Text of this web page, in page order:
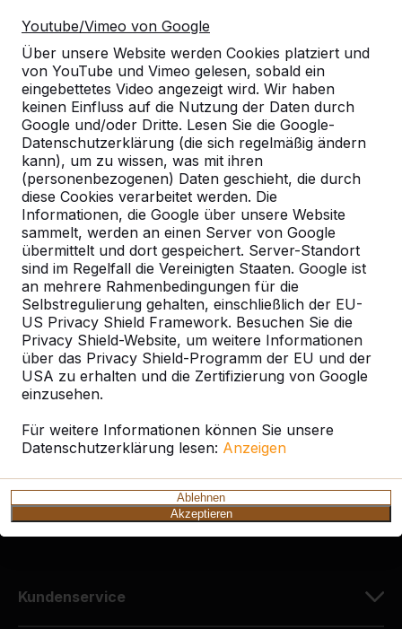
Youtube/Vimeo von Google
Über unsere Website werden Cookies platziert und
von YouTube und Vimeo gelesen, sobald ein
eingebettetes Video angezeigt wird. Wir haben
keinen Einfluss auf die Nutzung der Daten durch
Google und/oder Dritte. Lesen Sie die Google-
Datenschutzerklärung (die sich regelmäßig ändern
kann), um zu wissen, was mit ihren
(personenbezogenen) Daten geschieht, die durch
diese Cookies verarbeitet werden. Die
Informationen, die Google über unsere Website
sammelt, werden an einen Server von Google
übermittelt und dort gespeichert. Server-Standort
sind im Regelfall die Vereinigten Staaten. Google ist
an mehrere Rahmenbedingungen für die
Selbstregulierung gehalten, einschließlich der EU-
US Privacy Shield Framework. Besuchen Sie die
Privacy Shield-Website, um weitere Informationen
über das Privacy Shield-Programm der EU und der
USA zu erhalten und die Zertifizierung von Google
einzusehen.
Für weitere Informationen können Sie unsere
Datenschutzerklärung lesen: Anzeigen
Ablehnen
Akzeptieren
Ort oder Postleitzahl suchen
Zie ook
Butzbach Münzenberg
Kontakt
HeBlad Deutschland
Diekerstraße 97
42781 Haan
+49 212 934 77 25
info@HeBlad.de
Kundenservice